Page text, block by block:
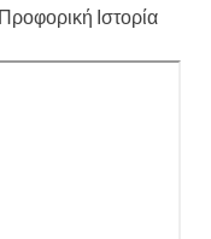
Ιστορία